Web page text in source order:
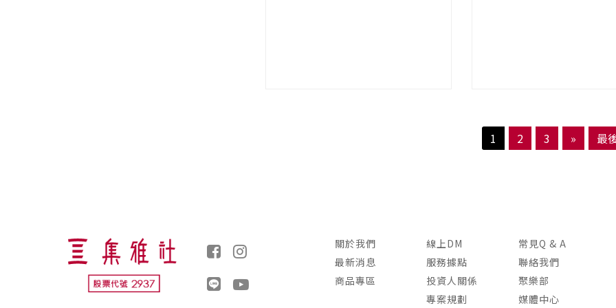
1 2 3 » 最
關於我們
最新消息
商品專區
線上DM
服務據點
投資人關係
專案規劃
常見Q & A
聯絡我們
聚樂部
媒體中心